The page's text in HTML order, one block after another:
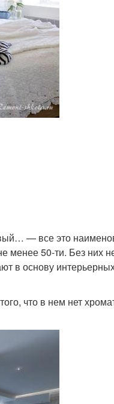
— все это
менее 50-ти. Без них
в основу
что в нем нет